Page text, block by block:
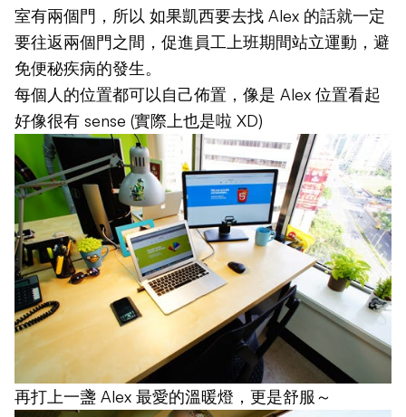
室有兩個門，所以 如果凱西要去找 Alex 的話就一定
要往返兩個門之間，促進員工上班期間站立運動，避
免便秘疾病的發生。
每個人的位置都可以自己佈置，像是 Alex 位置看起
好像很有 sense (實際上也是啦 XD)
再打上一盞 Alex 最愛的溫暖燈，更是舒服～